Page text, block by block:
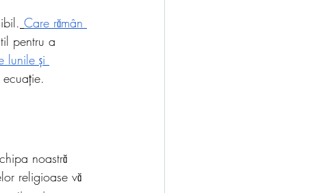
Care rămân
pentru a
lunile și
noastră
religioase vă